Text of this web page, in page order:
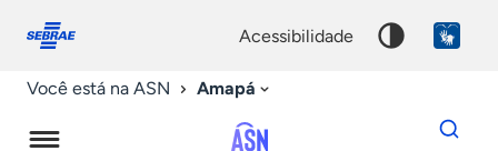
conosco
acessibilidade
Você está na ASN Amapá
Dados
para